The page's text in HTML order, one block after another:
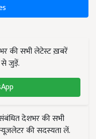
की सभी लेटेस्ट ख़बरें
से जुड़ें.
देशभर की सभी
की सदस्यता लें.